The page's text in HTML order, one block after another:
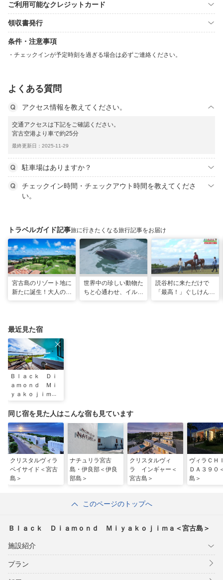
ご利用可能なクレジットカード
領収書発行
条件・注意事項
チェックインが予定時刻を過ぎる場合は必ずご連絡ください。
よくある質問
アクセス情報を教えてください。
交通アクセスは下記をご確認ください。
宮古空港より車で約25分
最終更新日：2025-11-29
駐車場はありますか？
チェックイン時間・チェックアウト時間を教えてくださ
い。
トラベルガイド記事旅に行きたくなる旅行記事をお届け
宮古島のリゾート地に
新たに誕生！大人の特
世界中の珍しい動物た
ちと心通わせ、イルカ
読谷村に来ただけで
「最高！」ぐしけんさ
最近見た宿
Ｂｌａｃｋ Ｄｉ
ａｍｏｎｄ Ｍｉ
ｙａｋｏｊｉｍａ
同じ宿を見た人はこんな宿も見ています
クリスタルヴィラ
ベイサイド＜宮古
島＞
ナチュリラ宮古
島・伊良部＜伊良
部島＞
クリスタルヴィ
ラ インギャー＜
宮古島＞
ヴィラＣＨ
ＤＡ３９０
島＞
このページのトップへ
Ｂｌａｃｋ Ｄｉａｍｏｎｄ Ｍｉｙａｋｏｊｉｍａ＜宮古島＞
施設紹介
プラン